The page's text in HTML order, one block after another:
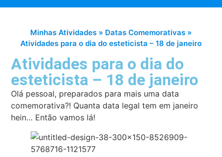
Minhas Atividades » Datas Comemorativas »
Atividades para o dia do esteticista – 18 de janeiro
Atividades para o dia do
esteticista – 18 de janeiro
Olá pessoal, preparados para mais uma data
comemorativa?! Quanta data legal tem em janeiro
hein… Então vamos lá!